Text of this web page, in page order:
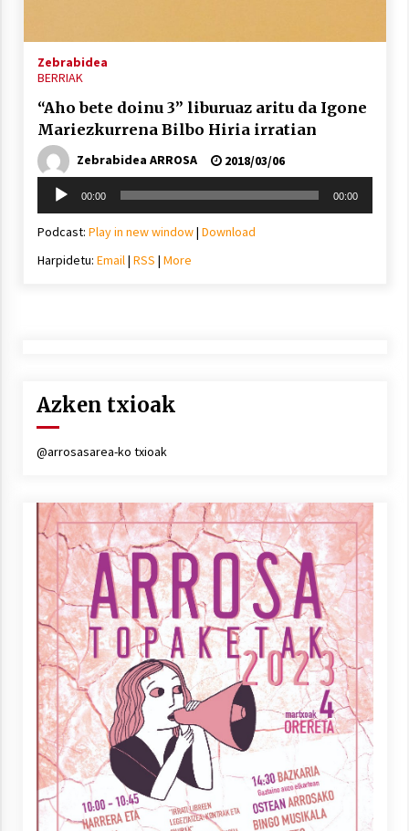
Mahai-ingurua: irratia, podcastak
eta ondoren zer?
2021/11/12
Arrosa sareko IX. topaketak!
IX. topaketak
2021/10/04
Segura irratian Arrosaren 20 urteez
2021/07/22
Arrosari buruzko erreportaia
2021/07/16
Zebrabidea
BERRIAK
“Aho bete doinu 3” liburuaz aritu da Igone
Mariezkurrena Bilbo Hiria irratian
Zebrabidea ARROSA
2018/03/06
Soinu
erreproduzigailua
00:00 00:00
Podcast: Play in new window| Download
Harpidetu: Email| RSS | More
Azken txioak
@arrosasarea-ko txioak